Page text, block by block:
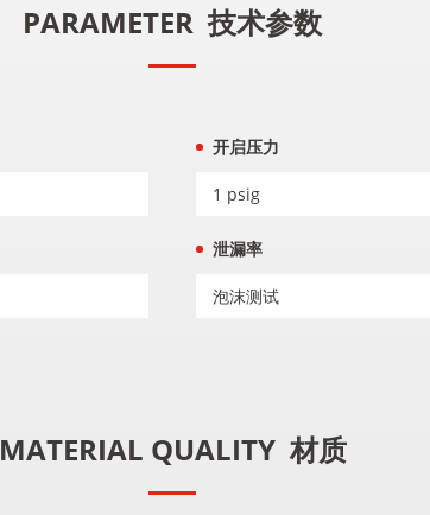
PARAMETER 技术参数
开启压力
1 psig
泄漏率
泡沫测试
MATERIAL QUALITY 材质